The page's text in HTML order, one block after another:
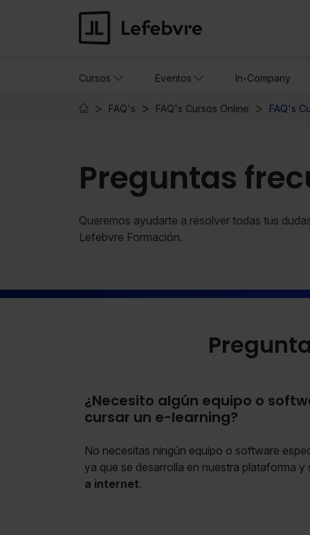
Cursos Eventos In-Company
FAQ's FAQ's Cursos Online FAQ's
Preguntas
Queremos ayudarte a resolver todas tus
Lefebvre Formación.
¿Necesito algún equipo o
cursar un e-learning?
No necesitas ningún equipo o software
ya que se desarrolla en nuestra plataforma
a internet.